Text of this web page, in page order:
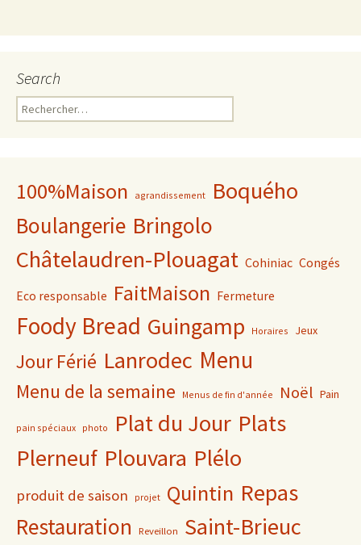
Search
Rechercher :
100%Maison agrandissement Boquého
Boulangerie Bringolo
Châtelaudren-Plouagat Cohiniac Congés
Eco responsable FaitMaison Fermeture
Foody Bread Guingamp Horaires Jeux
Jour Férié Lanrodec Menu
Menu de la semaine Menus de fin d'année Noël Pain
pain spéciaux photo Plat du Jour Plats
Plerneuf Plouvara Plélo
produit de saison projet Quintin Repas
Restauration Reveillon Saint-Brieuc